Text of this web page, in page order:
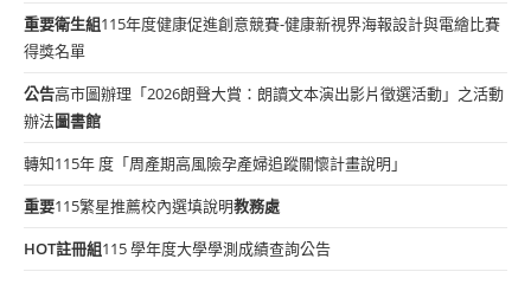
重要衛生組115年度健康促進創意競賽-健康新視界海報設計與電繪比賽
得獎名單
公告高市圖辦理「2026朗聲大賞：朗讀文本演出影片徵選活動」之活動
辦法圖書館
轉知115年 度「周產期高風險孕產婦追蹤關懷計畫說明」
重要115繁星推薦校內選填說明教務處
HOT註冊組115 學年度大學學測成績查詢公告